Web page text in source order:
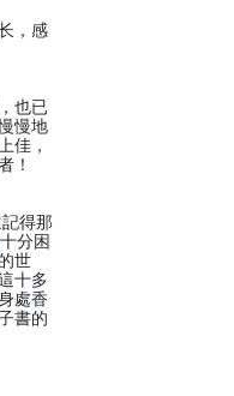
，感
也已
慢地
佳，
！
得那
分困
世
十多
處香
書的